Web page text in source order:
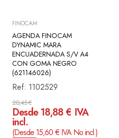
FINOCAM
AGENDA FINOCAM
DYNAMIC MARA
ENCUADERNADA S/V A4
CON GOMA NEGRO
(621146026)
Ref: 1102529
20,45 €
Desde 18,88 € IVA
incl.
(Desde 15,60 € IVA No incl.)